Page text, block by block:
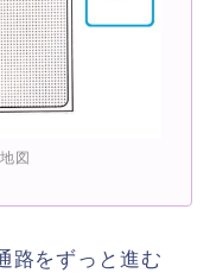
図
路をずっと進む